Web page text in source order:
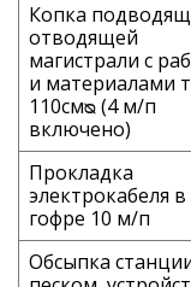
Копка
отводящей
магистрали с
и материалами
110смᴓ (4 м/п
включено)
Прокладка
электрокабеля в
гофре 10 м/п
Обсыпка